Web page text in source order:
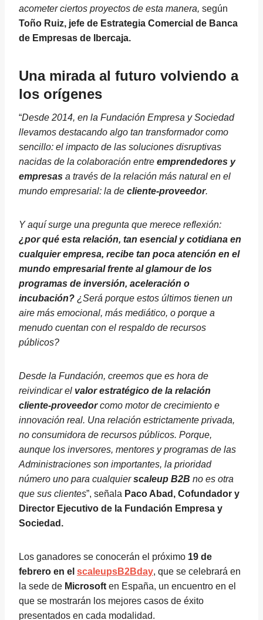
acometer ciertos proyectos de esta manera, según
Toño Ruiz, jefe de Estrategia Comercial de Banca
de Empresas de Ibercaja.
Una mirada al futuro volviendo a
los orígenes
“Desde 2014, en la Fundación Empresa y Sociedad
llevamos destacando algo tan transformador como
sencillo: el impacto de las soluciones disruptivas
nacidas de la colaboración entre emprendedores y
empresas a través de la relación más natural en el
mundo empresarial: la de cliente-proveedor.
Y aquí surge una pregunta que merece reflexión:
¿por qué esta relación, tan esencial y cotidiana en
cualquier empresa, recibe tan poca atención en el
mundo empresarial frente al glamour de los
programas de inversión, aceleración o
incubación? ¿Será porque estos últimos tienen un
aire más emocional, más mediático, o porque a
menudo cuentan con el respaldo de recursos
públicos?
Desde la Fundación, creemos que es hora de
reivindicar el valor estratégico de la relación
cliente-proveedorcomo motor de crecimiento e
innovación real. Una relación estrictamente privada,
no consumidora de recursos públicos. Porque,
aunque los inversores, mentores y programas de las
Administraciones son importantes, la prioridad
número uno para cualquierscaleup B2B no es otra
que sus clientes”, señala Paco Abad, Cofundador y
Director Ejecutivo de la Fundación Empresa y
Sociedad.
Los ganadores se conocerán el próximo 19 de
febrero en el scaleupsB2Bday, que se celebrará en
la sede de Microsoft en España, un encuentro en el
que se mostrarán los mejores casos de éxito
presentados en cada modalidad.